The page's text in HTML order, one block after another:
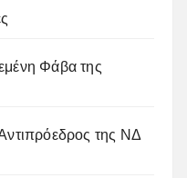
Φάβα της
της ΝΔ